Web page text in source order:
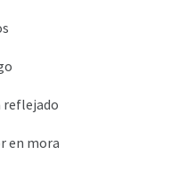
reflejado
en mora